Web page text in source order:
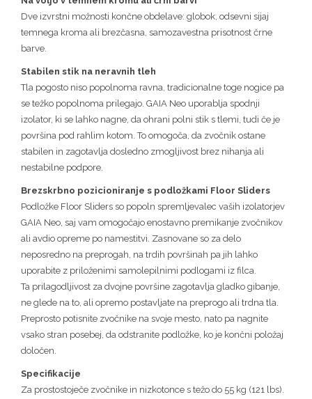
Dve izvrstni možnosti končne obdelave: globok, odsevni sijaj
temnega kroma ali brezčasna, samozavestna prisotnost črne
barve.
Stabilen stik na neravnih tleh
Tla pogosto niso popolnoma ravna, tradicionalne toge nogice pa
se težko popolnoma prilegajo. GAIA Neo uporablja spodnji
izolator, ki se lahko nagne, da ohrani polni stik s tlemi, tudi če je
površina pod rahlim kotom. To omogoča, da zvočnik ostane
stabilen in zagotavlja dosledno zmogljivost brez nihanja ali
nestabilne podpore.
Brezskrbno pozicioniranje s podložkami Floor Sliders
Podložke Floor Sliders so popoln spremljevalec vaših izolatorjev
GAIA Neo, saj vam omogočajo enostavno premikanje zvočnikov
ali avdio opreme po namestitvi. Zasnovane so za delo
neposredno na preprogah, na trdih površinah pa jih lahko
uporabite z priloženimi samolepilnimi podlogami iz filca.
Ta prilagodljivost za dvojne površine zagotavlja gladko gibanje,
ne glede na to, ali opremo postavljate na preprogo ali trdna tla.
Preprosto potisnite zvočnike na svoje mesto, nato pa nagnite
vsako stran posebej, da odstranite podložke, ko je končni položaj
določen.
Specifikacije
Za prostostoječe zvočnike in nizkotonce s težo do 55 kg (121 lbs).